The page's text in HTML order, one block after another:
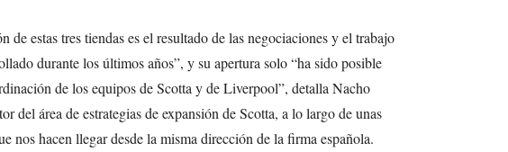
de estas tres tiendas es el resultado de las negociaciones y el trabajo
durante los últimos años”, y su apertura solo “ha sido posible
de los equipos de Scotta y de Liverpool”, detalla Nacho
del área de estrategias de expansión de Scotta, a lo largo de unas
nos hacen llegar desde la misma dirección de la firma española.